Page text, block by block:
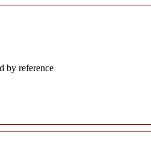
by reference